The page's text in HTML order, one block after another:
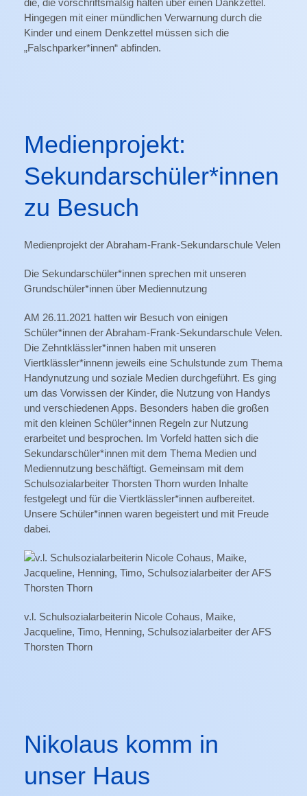
Hingegen mit einer mündlichen Verwarnung durch die
Kinder und einem Denkzettel müssen sich die
„Falschparker*innen“ abfinden.
Medienprojekt:
Sekundarschüler*innen
zu Besuch
Medienprojekt der Abraham-Frank-Sekundarschule Velen
Die Sekundarschüler*innen sprechen mit unseren
Grundschüler*innen über Mediennutzung
AM 26.11.2021 hatten wir Besuch von einigen
Schüler*innen der Abraham-Frank-Sekundarschule Velen.
Die Zehntklässler*innen haben mit unseren
Viertklässler*innenn jeweils eine Schulstunde zum Thema
Handynutzung und soziale Medien durchgeführt. Es ging
um das Vorwissen der Kinder, die Nutzung von Handys
und verschiedenen Apps. Besonders haben die großen
mit den kleinen Schüler*innen Regeln zur Nutzung
erarbeitet und besprochen. Im Vorfeld hatten sich die
Sekundarschüler*innen mit dem Thema Medien und
Mediennutzung beschäftigt. Gemeinsam mit dem
Schulsozialarbeiter Thorsten Thorn wurden Inhalte
festgelegt und für die Viertklässler*innen aufbereitet.
Unsere Schüler*innen waren begeistert und mit Freude
dabei.
v.l. Schulsozialarbeiterin Nicole Cohaus, Maike,
Jacqueline, Timo, Henning, Schulsozialarbeiter der AFS
Thorsten Thorn
Nikolaus komm in
unser Haus